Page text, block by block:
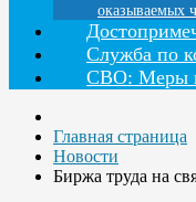
оказываемых
Служба по
СВО: Меры
Главная страница
Новости
Биржа труда на